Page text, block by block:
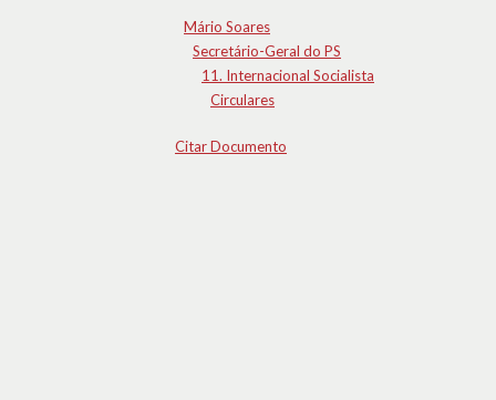
Mário Soares
Secretário-Geral do PS
11. Internacional Socialista
Circulares
Citar Documento